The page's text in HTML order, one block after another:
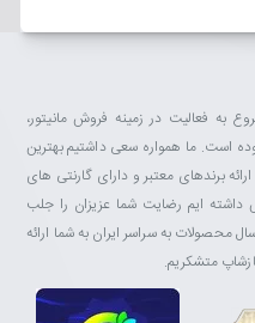
اینترنتی تکتازشاپ از سال 1384 شروع به فعالیت در زمینه فروش مانیتور،
است. ما همواره سعی داشتیم بهترین
برندهای معتبر و دارای گارنتی های
ایم رضایت شما عزیزان را جلب
محصولات به سراسر ایران به شما ارائه
متشکریم.